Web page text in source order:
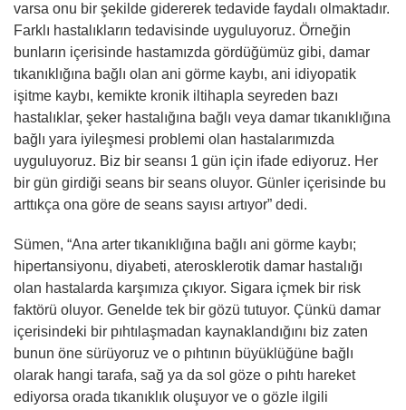
varsa onu bir şekilde gidererek tedavide faydalı olmaktadır.
Farklı hastalıkların tedavisinde uyguluyoruz. Örneğin
bunların içerisinde hastamızda gördüğümüz gibi, damar
tıkanıklığına bağlı olan ani görme kaybı, ani idiyopatik
işitme kaybı, kemikte kronik iltihapla seyreden bazı
hastalıklar, şeker hastalığına bağlı veya damar tıkanıklığına
bağlı yara iyileşmesi problemi olan hastalarımızda
uyguluyoruz. Biz bir seansı 1 gün için ifade ediyoruz. Her
bir gün girdiği seans bir seans oluyor. Günler içerisinde bu
arttıkça ona göre de seans sayısı artıyor” dedi.
Sümen, “Ana arter tıkanıklığına bağlı ani görme kaybı;
hipertansiyonu, diyabeti, aterosklerotik damar hastalığı
olan hastalarda karşımıza çıkıyor. Sigara içmek bir risk
faktörü oluyor. Genelde tek bir gözü tutuyor. Çünkü damar
içerisindeki bir pıhtılaşmadan kaynaklandığını biz zaten
bunun öne sürüyoruz ve o pıhtının büyüklüğüne bağlı
olarak hangi tarafa, sağ ya da sol göze o pıhtı hareket
ediyorsa orada tıkanıklık oluşuyor ve o gözle ilgili